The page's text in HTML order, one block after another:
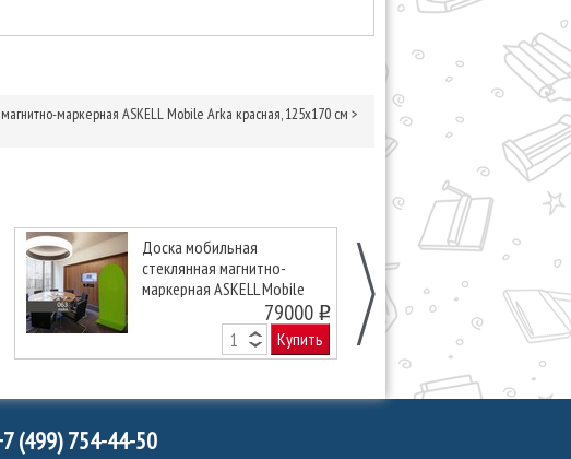
маркерная ASKELL Mobile Arka красная, 125х170 см >
Доска мобильная
стеклянная магнитно-
маркерная ASKELL Mobile
Arka лаймовая, 125х170 см
79000 o
Купить
Доска
стеклянная
маркерная
Arka
(499) 754-44-50